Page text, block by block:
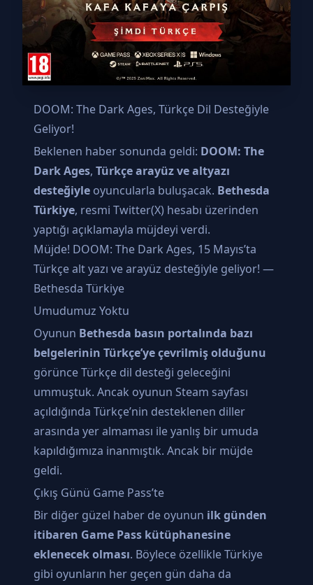
DOOM: The Dark Ages, Türkçe Dil Desteğiyle
Geliyor!
Beklenen haber sonunda geldi: DOOM: The
Dark Ages, Türkçe arayüz ve altyazı
desteğiyle oyuncularla buluşacak. Bethesda
Türkiye, resmi Twitter(X) hesabı üzerinden
yaptığı açıklamayla müjdeyi verdi.
Müjde! DOOM: The Dark Ages, 15 Mayıs’ta
Türkçe alt yazı ve arayüz desteğiyle geliyor! —
Bethesda Türkiye
Umudumuz Yoktu
Oyunun Bethesda basın portalında bazı
belgelerinin Türkçe’ye çevrilmiş olduğunu
görünce Türkçe dil desteği geleceğini
ummuştuk. Ancak oyunun Steam sayfası
açıldığında Türkçe’nin desteklenen diller
arasında yer almaması ile yanlış bir umuda
kapıldığımıza inanmıştık. Ancak bir müjde
geldi.
Çıkış Günü Game Pass’te
Bir diğer güzel haber de oyunun ilk günden
itibaren Game Pass kütüphanesine
eklenecek olması. Böylece özellikle Türkiye
gibi oyunların her geçen gün daha da